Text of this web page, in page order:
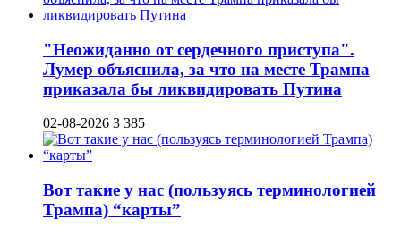
"Неожиданно от сердечного приступа".
Лумер объяснила, за что на месте Трампа
приказала бы ликвидировать Путина
02-08-2026 3 385
Вот такие у нас (пользуясь терминологией
Трампа) “карты”